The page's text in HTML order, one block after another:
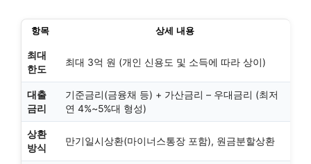
항목 상세 내용
최대
한도
최대 3억 원 (개인 신용도 및 소득에 따라 상이)
대출
금리
기준금리(금융채 등) + 가산금리 – 우대금리 (최저
연 4%~5%대 형성)
상환
방식
만기일시상환(마이너스통장 포함), 원금분할상환